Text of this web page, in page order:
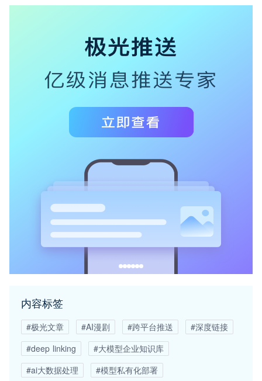
内容标签
#极光文章 #AI漫剧 #跨平台推送
#深度链接
#deep linking
#大模型企业知识库
#ai大数据处理
#模型私有化部署